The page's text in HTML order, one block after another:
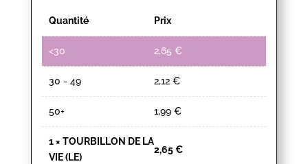
Quantité Prix
<30 2,65 €
30 - 49 2,12 €
50+ 1,99 €
1× TOURBILLON DE LA
VIE (LE)
2,65€